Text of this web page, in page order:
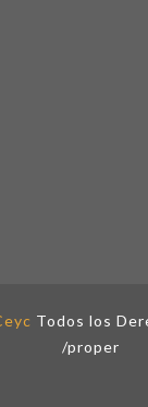
Todos los
/proper